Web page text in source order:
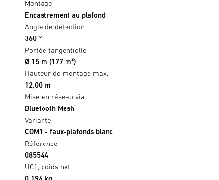
Montage
Encastrement au plafond
Angle de détection
360 °
Portée tangentielle
Ø 15 m (177 m²)
Hauteur de montage max.
12,00 m
Mise en réseau via
Bluetooth Mesh
Variante
COM1 - faux-plafonds blanc
Référence
085544
UC1, poids net
0,194 kg